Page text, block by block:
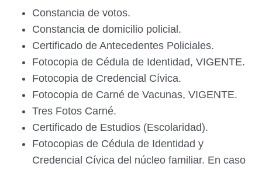
Constancia de votos.
Constancia de domicilio policial.
Certificado de Antecedentes Policiales.
Fotocopia de Cédula de Identidad, VIGENTE.
Fotocopia de Credencial Cívica.
Fotocopia de Carné de Vacunas, VIGENTE.
Tres Fotos Carné.
Certificado de Estudios (Escolaridad).
Fotocopias de Cédula de Identidad y
Credencial Cívica del núcleo familiar. En caso